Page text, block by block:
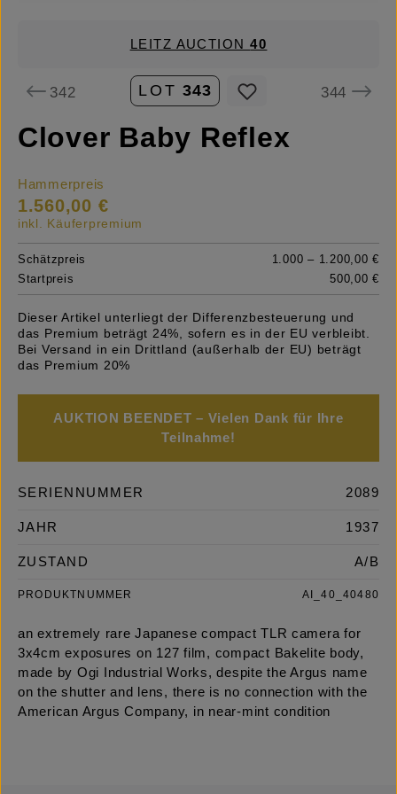
LEITZ AUCTION40
342 LOT 343 344
Clover Baby Reflex
Hammerpreis
1.560,00 €
inkl. Käuferpremium
Schätzpreis
1.000 – 1.200,00 €
Startpreis
500,00 €
Dieser Artikel unterliegt der Differenzbesteuerung und
das Premium beträgt 24%, sofern es in der EU verbleibt.
Bei Versand in ein Drittland (außerhalb der EU) beträgt
das Premium 20%
AUKTION BEENDET – Vielen Dank für Ihre
Teilnahme!
SERIENNUMMER 2089
JAHR 1937
ZUSTAND A/B
PRODUKTNUMMER AI_40_40480
an extremely rare Japanese compact TLR camera for
3x4cm exposures on 127 film, compact Bakelite body,
made by Ogi Industrial Works, despite the Argus name
on the shutter and lens, there is no connection with the
American Argus Company, in near-mint condition